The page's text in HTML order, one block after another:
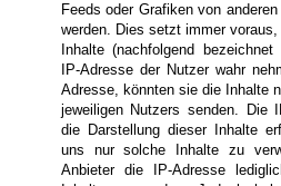
Feeds oder Grafiken von
werden. Dies setzt immer
Inhalte (nachfolgend
IP-Adresse der Nutzer wahr
Adresse, könnten sie die Inhalte
jeweiligen Nutzers senden. Die
die Darstellung dieser Inhalte
uns nur solche Inhalte zu
Anbieter die IP-Adresse